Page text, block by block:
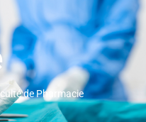
de Pharmacie